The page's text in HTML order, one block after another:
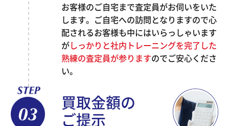
お客様のご自宅まで査定員がお伺いをいた
します。ご自宅への訪問となりますので心
配されるお客様も中にはいらっしゃいます
がしっかりと社内トレーニングを完了した
熟練の査定員が参りますのでご安心くださ
い。
買取金額の
ご提示